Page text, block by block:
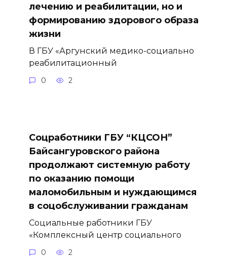
лечению и реабилитации, но и
формированию здорового образа
жизни
В ГБУ «Аргунский медико-социально
реабилитационный
0 2
Соцработники ГБУ “КЦСОН”
Байсангуровского района
продолжают системную работу
по оказанию помощи
маломобильным и нуждающимся
в соцобслуживании гражданам
Социальные работники ГБУ
«Комплексный центр социального
0 2